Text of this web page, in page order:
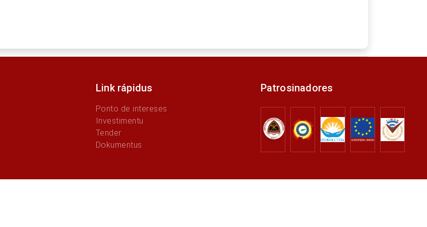
Link rápidus
Ponto de intereses
Investimentu
Tender
Dokumentus
Patrosinadores